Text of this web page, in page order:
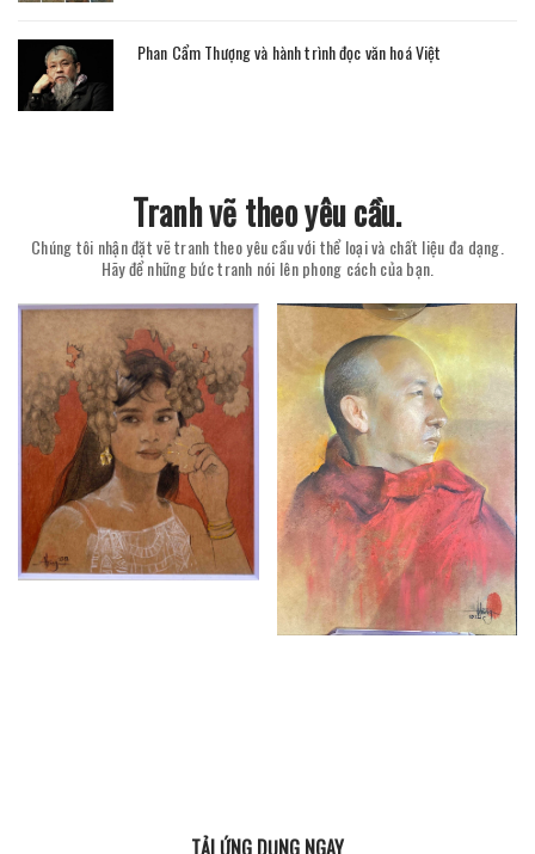
Phan Cẩm Thượng và hành trình đọc văn hoá Việt
Tranh vẽ theo yêu cầu.
Chúng tôi nhận đặt vẽ tranh theo yêu cầu với thể loại và chất liệu đa dạng.
Hãy để những bức tranh nói lên phong cách của bạn.
TẢI ỨNG DỤNG NGAY